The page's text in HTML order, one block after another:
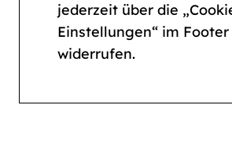
jederzeit über die
Einstellungen“ im Footer
widerrufen.